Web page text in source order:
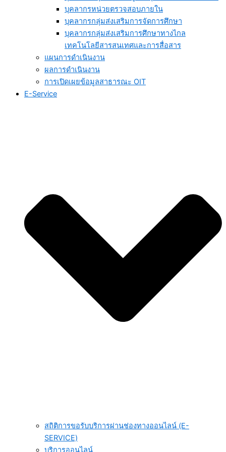
บุคลากรหน่วยตรวจสอบภายใน
บุคลากรกลุ่มส่งเสริมการจัดการศึกษา
บุคลากรกลุ่มส่งเสริมการศึกษาทางไกล
เทคโนโลยีสารสนเทศและการสื่อสาร
แผนการดำเนินงาน
ผลการดำเนินงาน
การเปิดเผยข้อมูลสาธารณะ OIT
E-Service
สถิติการขอรับบริการผ่านช่องทางออนไลน์ (E-
SERVICE)
บริการออนไลน์